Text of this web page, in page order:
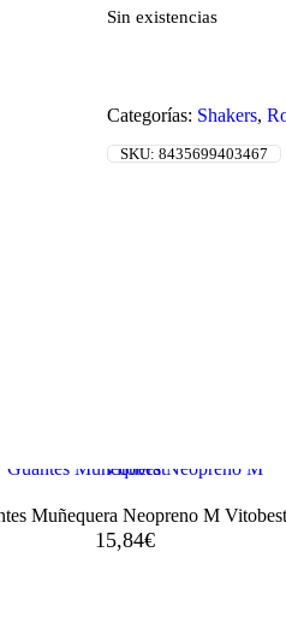
Sin existencias
Categorías: Shakers,
SKU: 8435699403467
Muñequera Neopreno M Vitobest
15,84€